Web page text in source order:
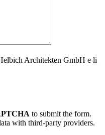
Architekten GmbH e li
to submit the form.
with third-party providers.